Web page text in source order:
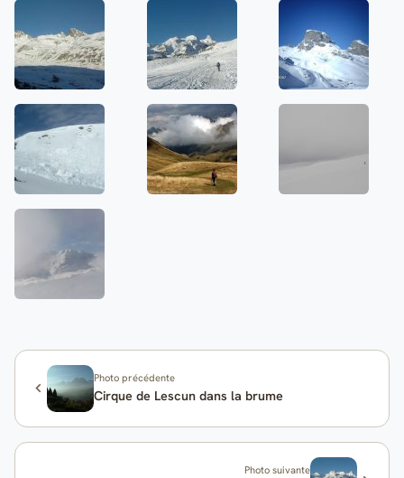
Photo précédente
Cirque de Lescun dans la brume
Photo suivante